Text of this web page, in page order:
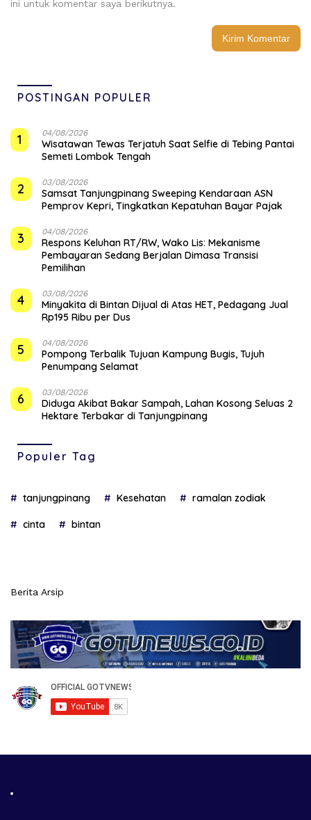
ini untuk komentar saya berikutnya.
POSTINGAN POPULER
1 04/08/2026
Wisatawan Tewas Terjatuh Saat Selfie di Tebing Pantai
Semeti Lombok Tengah
2 03/08/2026
Samsat Tanjungpinang Sweeping Kendaraan ASN
Pemprov Kepri, Tingkatkan Kepatuhan Bayar Pajak
3 04/08/2026
‎Respons Keluhan RT/RW, Wako Lis: Mekanisme
Pembayaran Sedang Berjalan Dimasa Transisi
Pemilihan
4 03/08/2026
Minyakita di Bintan Dijual di Atas HET, Pedagang Jual
Rp195 Ribu per Dus
5 04/08/2026
Pompong Terbalik Tujuan Kampung Bugis, Tujuh
Penumpang Selamat
6 03/08/2026
Diduga Akibat Bakar Sampah, Lahan Kosong Seluas 2
Hektare Terbakar di Tanjungpinang
Populer Tag
tanjungpinang Kesehatan ramalan zodiak
cinta bintan
Berita Arsip